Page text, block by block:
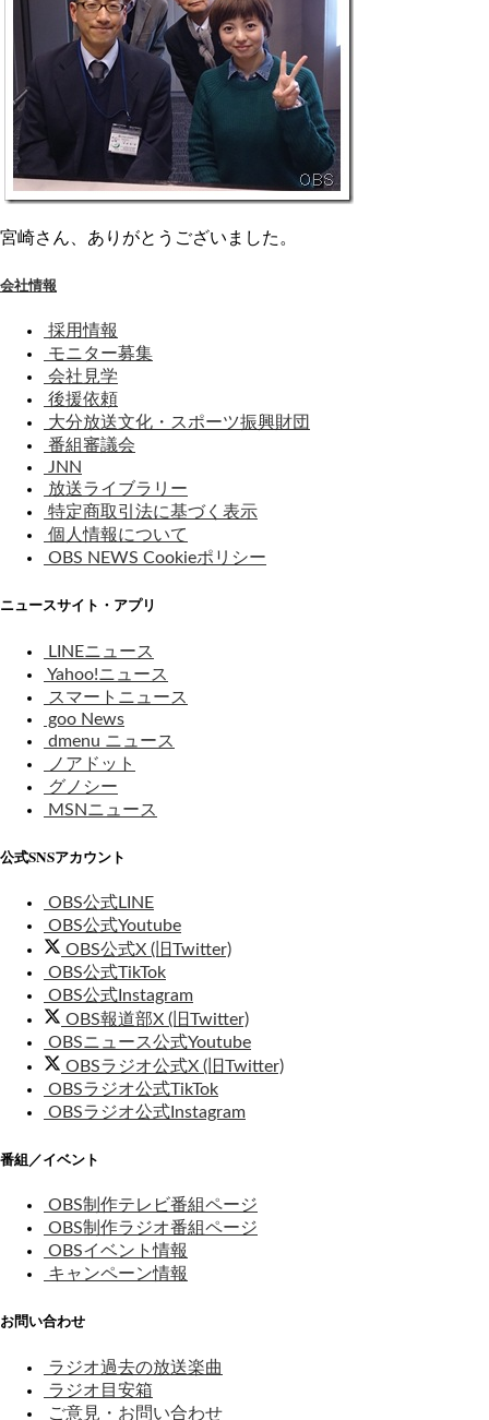
宮崎さん、ありがとうございました。
会社情報
採用情報
モニター募集
会社見学
後援依頼
大分放送文化・スポーツ振興財団
番組審議会
JNN
放送ライブラリー
特定商取引法に基づく表示
個人情報について
OBS NEWS Cookieポリシー
ニュースサイト・アプリ
LINEニュース
Yahoo!ニュース
スマートニュース
goo News
dmenu ニュース
ノアドット
グノシー
MSNニュース
公式SNSアカウント
OBS公式LINE
OBS公式Youtube
OBS公式X (旧Twitter)
OBS公式TikTok
OBS公式Instagram
OBS報道部X (旧Twitter)
OBSニュース公式Youtube
OBSラジオ公式X (旧Twitter)
OBSラジオ公式TikTok
OBSラジオ公式Instagram
番組／イベント
OBS制作テレビ番組ページ
OBS制作ラジオ番組ページ
OBSイベント情報
キャンペーン情報
お問い合わせ
ラジオ過去の放送楽曲
ラジオ目安箱
ご意見・お問い合わせ